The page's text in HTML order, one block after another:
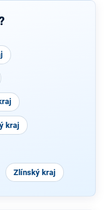
kraj
Zlínský kraj